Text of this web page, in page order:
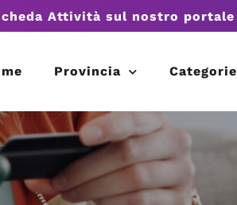
Attività sul nostro portale
Provincia Categorie